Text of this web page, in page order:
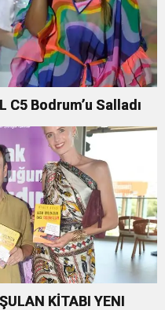
C5 Bodrum’u Salladı
KİTABI YENI